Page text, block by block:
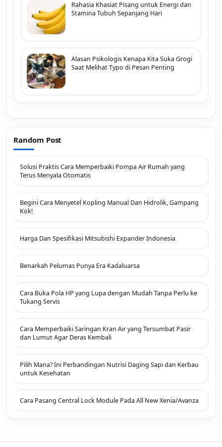
Rahasia Khasiat Pisang untuk Energi dan
Stamina Tubuh Sepanjang Hari
Alasan Psikologis Kenapa Kita Suka Grogi
Saat Melihat Typo di Pesan Penting
Random Post
Solusi Praktis Cara Memperbaiki Pompa Air Rumah yang
Terus Menyala Otomatis
Begini Cara Menyetel Kopling Manual Dan Hidrolik, Gampang
Kok!
Harga Dan Spesifikasi Mitsubishi Expander Indonesia
Benarkah Pelumas Punya Era Kadaluarsa
Cara Buka Pola HP yang Lupa dengan Mudah Tanpa Perlu ke
Tukang Servis
Cara Memperbaiki Saringan Kran Air yang Tersumbat Pasir
dan Lumut Agar Deras Kembali
Pilih Mana? Ini Perbandingan Nutrisi Daging Sapi dan Kerbau
untuk Kesehatan
Cara Pasang Central Lock Module Pada All New Xenia/Avanza